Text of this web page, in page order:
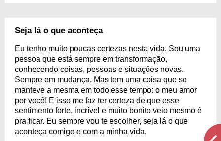
Seja lá o que aconteça
Eu tenho muito poucas certezas nesta vida. Sou uma
pessoa que está sempre em transformação,
conhecendo coisas, pessoas e situações novas.
Sempre em mudança. Mas tem uma coisa que se
manteve a mesma em todo esse tempo: o meu amor
por você! E isso me faz ter certeza de que esse
sentimento forte, incrível e muito bonito veio mesmo é
pra ficar. Eu sempre vou te escolher, seja lá o que
aconteça comigo e com a minha vida.